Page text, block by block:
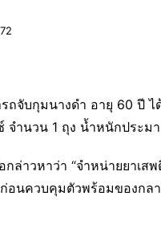
ถจับกุมนางดำ อายุ 60 ปี
จำนวน 1 ถุง น้ำหนักประม
กล่าวหาว่า “จำหน่ายยาเ
อนควบคุมตัวพร้อมของก